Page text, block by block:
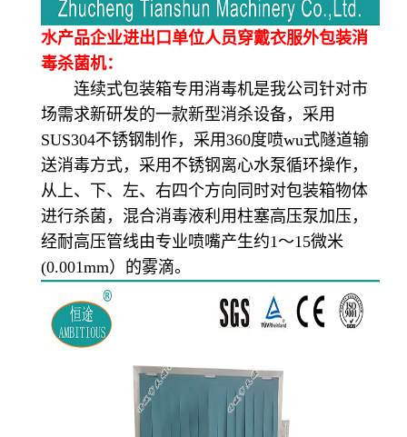
水产品企业进出口单位人员穿戴衣服外包装消
毒杀菌机：
连续式包装箱专用消毒机是我公司针对市
场需求新研发的一款新型消杀设备，采用
SUS304不锈钢制作，采用360度喷wu式隧道输
送消毒方式，采用不锈钢离心水泵循环操作，
从上、下、左、右四个方向同时对包装箱物体
进行杀菌，混合消毒液利用柱塞高压泵加压，
经耐高压管线由专业喷嘴产生约1～15微米
(0.001mm）的雾滴。